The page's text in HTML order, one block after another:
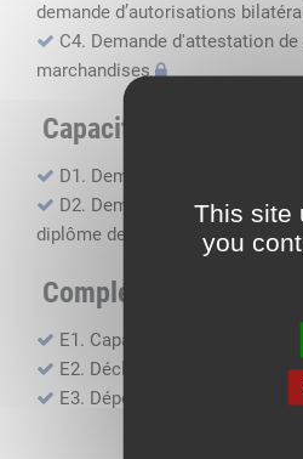
This site
you
demande d’autorisations
C4. Demande d'attestation
marchandises
Capacité
D1. Demande d’attestation
D2. Demande de certificat
diplôme de capacité
Compléments, suivi
E1. Capacité financière
E2. Déclaration de sous-
E3. Dépôt des comptes